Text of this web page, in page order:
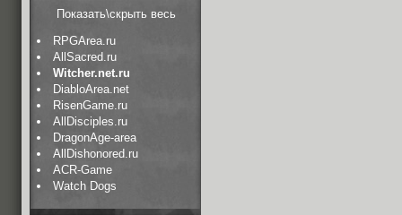
Показать\скрыть весь
RPGArea.ru
AllSacred.ru
Witcher.net.ru
DiabloArea.net
RisenGame.ru
AllDisciples.ru
DragonAge-area
AllDishonored.ru
ACR-Game
Watch Dogs